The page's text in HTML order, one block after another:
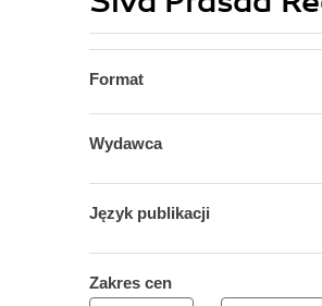
Format
Wydawca
Język publikacji
Zakres cen